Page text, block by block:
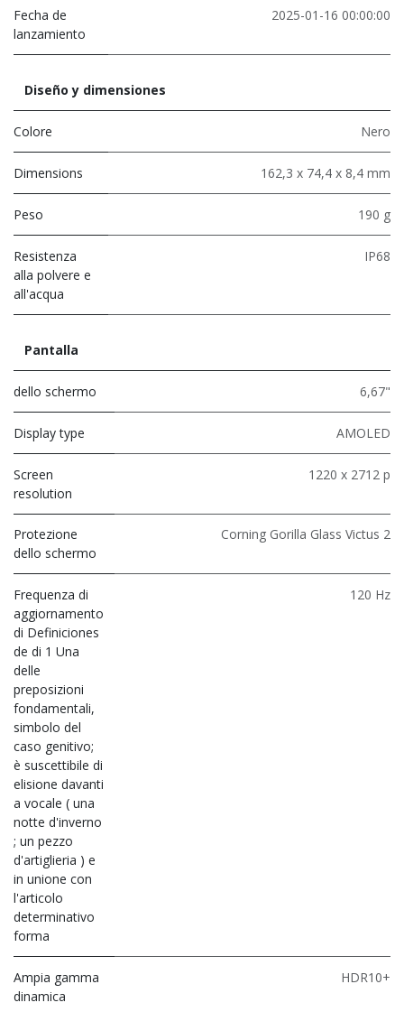
Fecha de
lanzamiento
2025-01-16 00:00:00
Diseño y dimensiones
Colore Nero
Dimensions 162,3 x 74,4 x 8,4 mm
Peso 190 g
Resistenza
alla polvere e
all'acqua
IP68
Pantalla
dello schermo 6,67"
Display type AMOLED
Screen
resolution
1220 x 2712 p
Protezione
dello schermo
Corning Gorilla Glass Victus 2
Frequenza di
aggiornamento
di Definiciones
de di 1 Una
delle
preposizioni
fondamentali,
simbolo del
caso genitivo;
è suscettibile di
elisione davanti
a vocale ( una
notte d'inverno
; un pezzo
d'artiglieria ) e
in unione con
l'articolo
determinativo
forma
120 Hz
Ampia gamma
dinamica
HDR10+